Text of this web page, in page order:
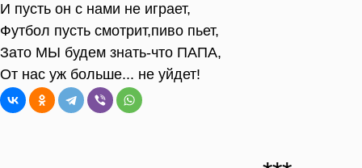
И пусть он с нами не играет,
Футбол пусть смотрит,пиво пьет,
Зато МЫ будем знать-что ПАПА,
От нас уж больше... не уйдет!